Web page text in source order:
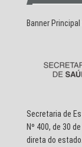
Banner Principal
Secretaria de
Nº 400, de 30
direta do estado.